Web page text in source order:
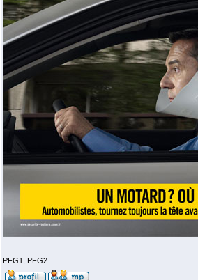
PFG1, PFG2